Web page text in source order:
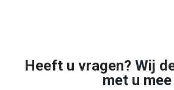
Heeft u vragen? Wij
met u mee